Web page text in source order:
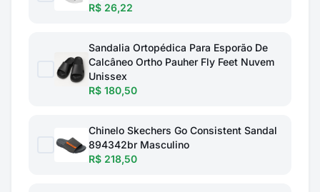
R$ 26,22
Sandalia Ortopédica Para Esporão De
Calcâneo Ortho Pauher Fly Feet Nuvem
Unissex
R$ 180,50
Chinelo Skechers Go Consistent Sandal
894342br Masculino
R$ 218,50